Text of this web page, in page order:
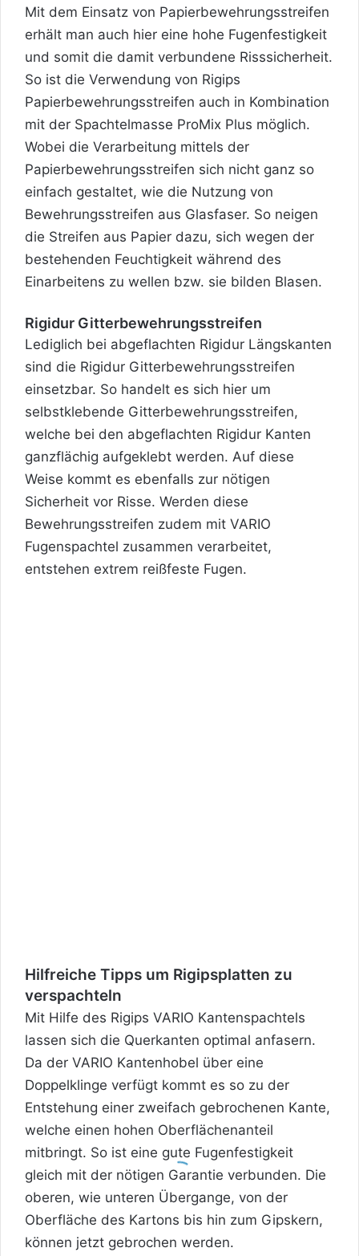
Mit dem Einsatz von Papierbewehrungsstreifen
erhält man auch hier eine hohe Fugenfestigkeit
und somit die damit verbundene Risssicherheit.
So ist die Verwendung von Rigips
Papierbewehrungsstreifen auch in Kombination
mit der Spachtelmasse ProMix Plus möglich.
Wobei die Verarbeitung mittels der
Papierbewehrungsstreifen sich nicht ganz so
einfach gestaltet, wie die Nutzung von
Bewehrungsstreifen aus Glasfaser. So neigen
die Streifen aus Papier dazu, sich wegen der
bestehenden Feuchtigkeit während des
Einarbeitens zu wellen bzw. sie bilden Blasen.
Rigidur Gitterbewehrungsstreifen
Lediglich bei abgeflachten Rigidur Längskanten
sind die Rigidur Gitterbewehrungsstreifen
einsetzbar. So handelt es sich hier um
selbstklebende Gitterbewehrungsstreifen,
welche bei den abgeflachten Rigidur Kanten
ganzflächig aufgeklebt werden. Auf diese
Weise kommt es ebenfalls zur nötigen
Sicherheit vor Risse. Werden diese
Bewehrungsstreifen zudem mit VARIO
Fugenspachtel zusammen verarbeitet,
entstehen extrem reißfeste Fugen.
Hilfreiche Tipps um Rigipsplatten zu
verspachteln
Mit Hilfe des Rigips VARIO Kantenspachtels
lassen sich die Querkanten optimal anfasern.
Da der VARIO Kantenhobel über eine
Doppelklinge verfügt kommt es so zu der
Entstehung einer zweifach gebrochenen Kante,
welche einen hohen Oberflächenanteil
mitbringt. So ist eine gute Fugenfestigkeit
gleich mit der nötigen Garantie verbunden. Die
oberen, wie unteren Übergange, von der
Oberfläche des Kartons bis hin zum Gipskern,
können jetzt gebrochen werden.